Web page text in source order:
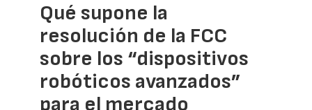
Qué supone la
resolución de la FCC
sobre los “dispositivos
robóticos avanzados”
para el mercado